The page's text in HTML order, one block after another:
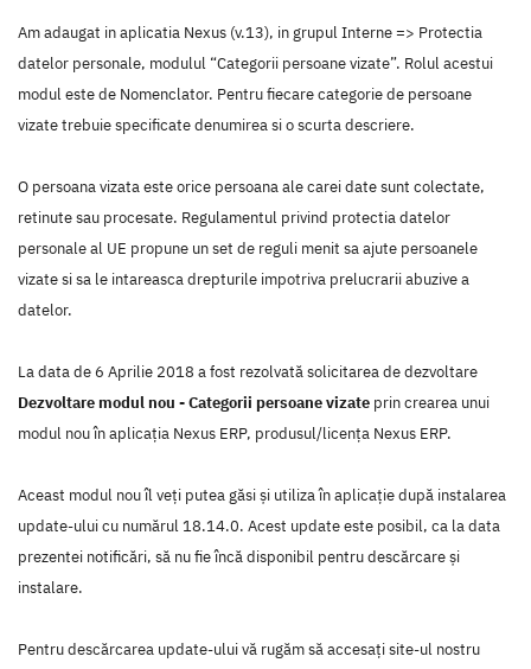
Am adaugat in aplicatia Nexus (v.13), in grupul Interne => Protectia
datelor personale, modulul “Categorii persoane vizate”. Rolul acestui
modul este de Nomenclator. Pentru fiecare categorie de persoane
vizate trebuie specificate denumirea si o scurta descriere.
O persoana vizata este orice persoana ale carei date sunt colectate,
retinute sau procesate. Regulamentul privind protectia datelor
personale al UE propune un set de reguli menit sa ajute persoanele
vizate si sa le intareasca drepturile impotriva prelucrarii abuzive a
datelor.
La data de 6 Aprilie 2018 a fost rezolvată solicitarea de dezvoltare
Dezvoltare modul nou - Categorii persoane vizate prin crearea unui
modul nou în aplicaţia Nexus ERP, produsul/licenţa Nexus ERP.
Aceast modul nou îl veţi putea găsi şi utiliza în aplicaţie după instalarea
update-ului cu numărul 18.14.0. Acest update este posibil, ca la data
prezentei notificări, să nu fie încă disponibil pentru descărcare şi
instalare.
Pentru descărcarea update-ului vă rugăm să accesaţi site-ul nostru